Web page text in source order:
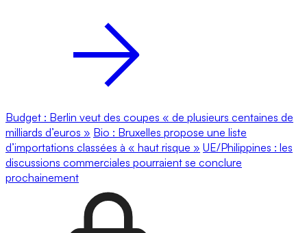
Budget : Berlin veut des coupes « de plusieurs centaines de
milliards d’euros » Bio : Bruxelles propose une liste
d’importations classées à « haut risque » UE/Philippines : les
discussions commerciales pourraient se conclure
prochainement